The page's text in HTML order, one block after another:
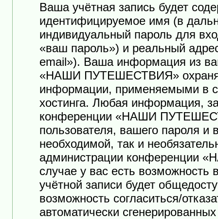
Ваша учётная запись будет
идентифицируемое имя (в
индивидуальный пароль для
«ваш пароль») и реальный
email»). Ваша информация из
«НАШИ ПУТЕШЕСТВИЯ»
информации, применяемыми в
хостинга. Любая информация,
конференции «НАШИ
пользователя, вашего пароля
необходимой, так и
администрации
случае у вас есть
учётной записи будет
возможность согласиться/
автоматически